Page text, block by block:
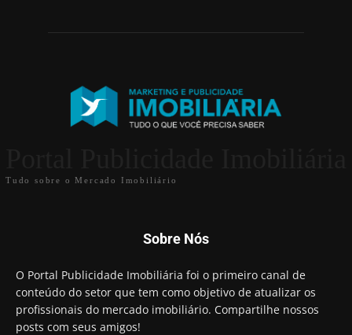
Tudo sobre o Mercado Imobiliário
Sobre Nós
O Portal Publicidade Imobiliária foi o primeiro canal de
conteúdo do setor que tem como objetivo de atualizar os
profissionais do mercado imobiliário. Compartilhe nossos
posts com seus amigos!